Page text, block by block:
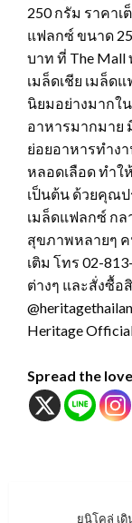
250 กรัม ราคาเ
แฟลกซ์ ขนาด
บาท ที่ The Mall
เมล็ดเชีย เมล็ด
นิยมอย่างมากใ
อาหารมากมาย
ย่อยอาหารทำง
หลอดเลือด ทำ
เป็นต้น ด้วยคุณป
เมล็ดแฟลกซ์ กล
สุขภาพหลายๆ
เติม โทร 02-
ต่างๆ และสั่งซื้อ
Heritage
Spread the love
ยูนิโคล่ เ